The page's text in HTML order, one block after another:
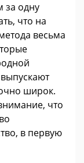
за одну
что на
весьма
широк.
что
в первую